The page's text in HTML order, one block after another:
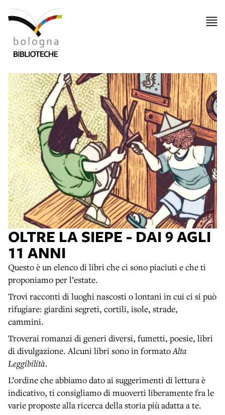
OLTRE LA SIEPE - DAI 9 AGLI
11 ANNI
Questo è un elenco di libri che ci sono piaciuti e che ti
proponiamo per l’estate.
Trovi racconti di luoghi nascosti o lontani in cui ci si può
rifugiare: giardini segreti, cortili, isole, strade,
cammini.
Troverai romanzi di generi diversi, fumetti, poesie, libri
di divulgazione. Alcuni libri sono in formatoAlta
Leggibilità.
L’ordine che abbiamo dato ai suggerimenti di lettura è
indicativo, ti consigliamo di muoverti liberamente fra le
varie proposte alla ricerca della storia più adatta a te.